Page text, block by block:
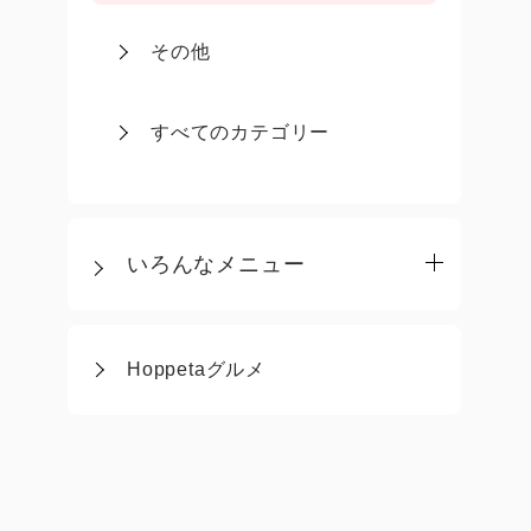
その他
すべてのカテゴリー
いろんなメニュー
Hoppetaグルメ